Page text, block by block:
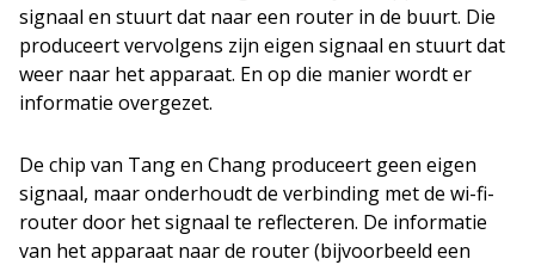
signaal en stuurt dat naar een router in de buurt. Die
produceert vervolgens zijn eigen signaal en stuurt dat
weer naar het apparaat. En op die manier wordt er
informatie overgezet.
De chip van Tang en Chang produceert geen eigen
signaal, maar onderhoudt de verbinding met de wi-fi-
router door het signaal te reflecteren. De informatie
van het apparaat naar de router (bijvoorbeeld een